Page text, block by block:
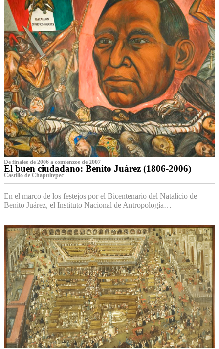
De finales de 2006 a comienzos de 2007
El buen ciudadano: Benito Juárez (1806-2006)
Castillo de Chapultepec
En el marco de los festejos por el Bicentenario del Natalicio de
Benito Juárez, el Instituto Nacional de Antropología…